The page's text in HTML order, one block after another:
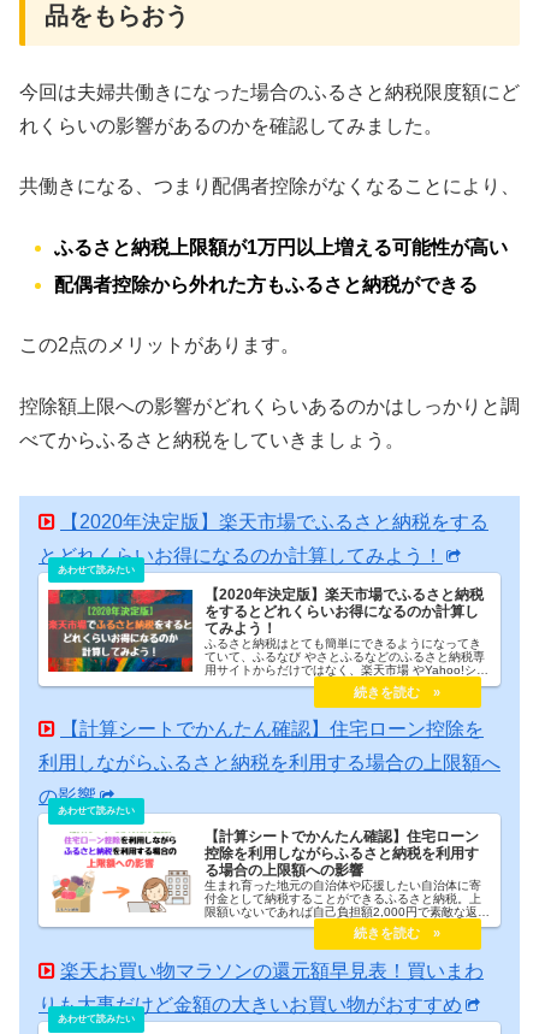
品をもらおう
今回は夫婦共働きになった場合のふるさと納税限度額にど
れくらいの影響があるのかを確認してみました。
共働きになる、つまり配偶者控除がなくなることにより、
ふるさと納税上限額が1万円以上増える可能性が高い
配偶者控除から外れた方もふるさと納税ができる
この2点のメリットがあります。
控除額上限への影響がどれくらいあるのかはしっかりと調
べてからふるさと納税をしていきましょう。
【2020年決定版】楽天市場でふるさと納税をする
とどれくらいお得になるのか計算してみよう！
【2020年決定版】楽天市場でふるさと納税
をするとどれくらいお得になるのか計算し
てみよう！
ふるさと納税はとても簡単にできるようになってき
ていて、ふるなび やさとふるなどのふるさと納税専
用サイトからだけではなく、楽天市場 やYahoo!ショ
ッピング からでもふるさと納税をすることが可能に
なりました。結論からいいますと、ふるさと納税で1
番お得なのは楽天市場です。2019年のふるさと納税
を振り返りながら、楽天市場のふるさと納税を利用
することでどれくらいお得になったのか確認してみ
【計算シートでかんたん確認】住宅ローン控除を
利用しながらふるさと納税を利用する場合の上限額へ
の影響
【計算シートでかんたん確認】住宅ローン
控除を利用しながらふるさと納税を利用す
る場合の上限額への影響
生まれ育った地元の自治体や応援したい自治体に寄
付金として納税することができるふるさと納税。上
限額いないであれば自己負担額2,000円で素敵な返礼
品までもらうことができるのも魅力です。しかし、
戸建ての購入などで住宅ローン減税を受けられる場
合はふるさと納税の上限額が大幅に減少してしまう
恐れがあるので要注意。今回は住宅ローン減税でふ
るさと納税の上限額にどれくらいの影響があるのか
す。
楽天お買い物マラソンの還元額早見表！買いまわ
りも大事だけど金額の大きいお買い物がおすすめ